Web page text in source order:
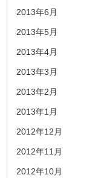
2013年6月
2013年5月
2013年4月
2013年3月
2013年2月
2013年1月
2012年12月
2012年11月
2012年10月